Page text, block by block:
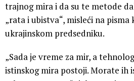
trajnog mira i da su te metode
„rata i ubistva“, misleći na
ukrajinskom predsedniku.
„Sada je vreme za mir, a
istinskog mira postoji. Morate